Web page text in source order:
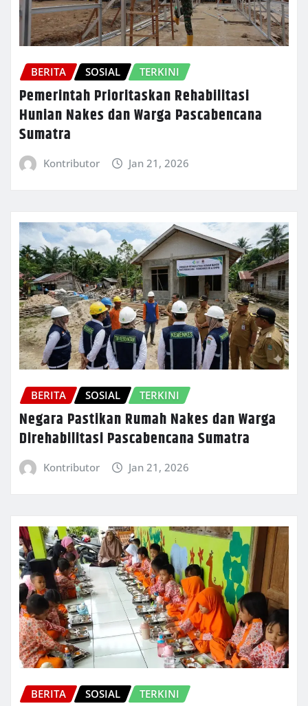
BERITA SOSIAL TERKINI
Pemerintah Prioritaskan Rehabilitasi
Hunian Nakes dan Warga Pascabencana
Sumatra
Kontributor Jan 21, 2026
BERITA SOSIAL TERKINI
Negara Pastikan Rumah Nakes dan Warga
Direhabilitasi Pascabencana Sumatra
Kontributor Jan 21, 2026
BERITA SOSIAL TERKINI